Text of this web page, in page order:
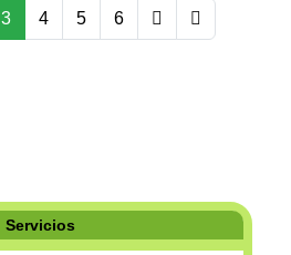
3 4 5 6
Servicios